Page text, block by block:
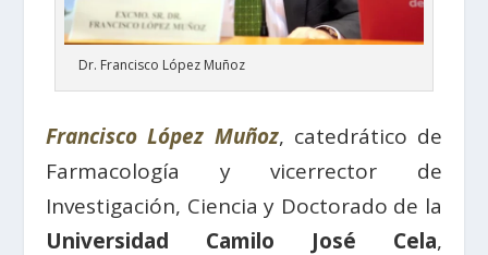
Dr. Francisco López Muñoz
Francisco López Muñoz, catedrático de
Farmacología y vicerrector de
Investigación, Ciencia y Doctorado de la
Universidad Camilo José Cela,